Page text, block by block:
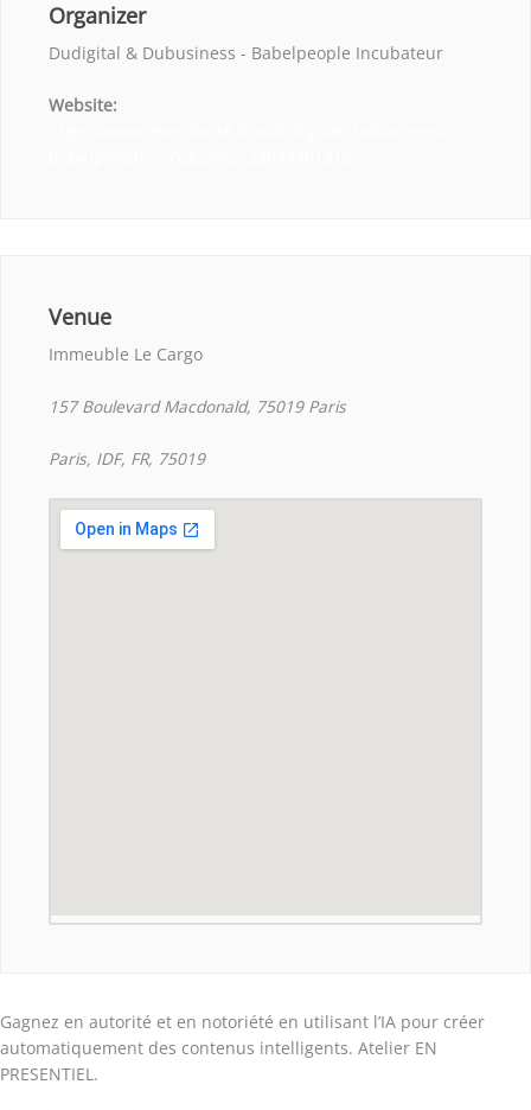
Organizer
Dudigital & Dubusiness - Babelpeople Incubateur
Website:
Venue
Immeuble Le Cargo
157 Boulevard Macdonald, 75019 Paris
Paris, IDF, FR, 75019
Gagnez en autorité et en notoriété en utilisant l’IA pour créer
automatiquement des contenus intelligents. Atelier EN
PRESENTIEL.